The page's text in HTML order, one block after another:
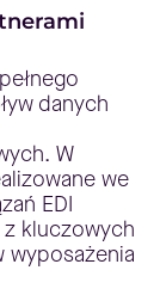
danych
W
we
EDI
z kluczowych
wyposażenia